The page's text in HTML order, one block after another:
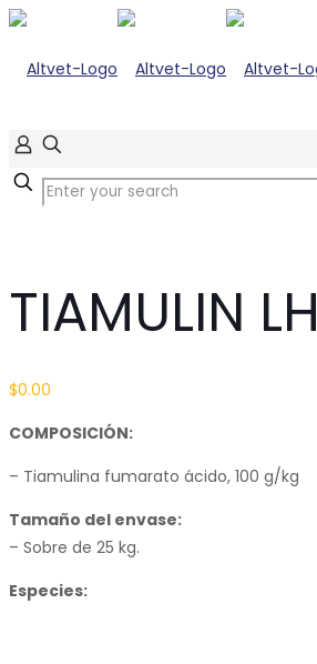
TIAMULIN LH
$0.00
COMPOSICIÓN:
– Tiamulina fumarato ácido, 100 g/kg
Tamaño del envase:
– Sobre de 25 kg.
Especies: